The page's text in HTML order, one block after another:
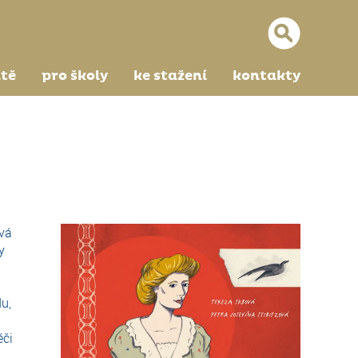
kontakty
ke stažení
pro školy